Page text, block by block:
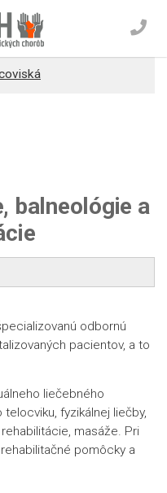
balneológie a
odbornú
pacientov, a to
liečebného
fyzikálnej liečby,
masáže. Pri
pomôcky a